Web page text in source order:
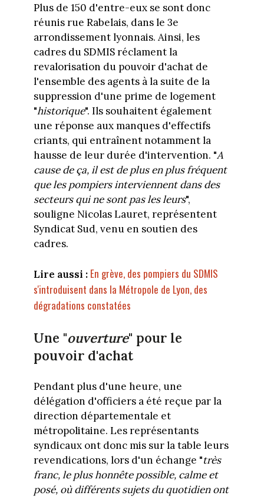
Plus de 150 d'entre-eux se sont donc
réunis rue Rabelais, dans le 3e
arrondissement lyonnais. Ainsi, les
cadres du SDMIS réclament la
revalorisation du pouvoir d'achat de
l'ensemble des agents à la suite de la
suppression d'une prime de logement
"historique". Ils souhaitent également
une réponse aux manques d'effectifs
criants, qui entraînent notamment la
hausse de leur durée d'intervention. "A
cause de ça, il est de plus en plus fréquent
que les pompiers interviennent dans des
secteurs qui ne sont pas les leurs",
souligne Nicolas Lauret, représentent
Syndicat Sud, venu en soutien des
cadres.
Lire aussi : En grève, des pompiers du SDMIS
s'introduisent dans la Métropole de Lyon, des
dégradations constatées
Une "ouverture" pour le
pouvoir d'achat
Pendant plus d'une heure, une
délégation d'officiers a été reçue par la
direction départementale et
métropolitaine. Les représentants
syndicaux ont donc mis sur la table leurs
revendications, lors d'un échange "très
franc, le plus honnête possible, calme et
posé, où différents sujets du quotidien ont